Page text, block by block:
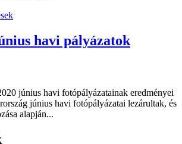
havi pályázatok
június havi fotópályázatainak eredményei
június havi fotópályázatai lezárultak, és
alapján...